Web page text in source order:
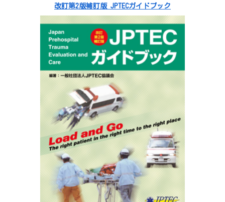
改訂第2版補訂版 JPTECガイドブック